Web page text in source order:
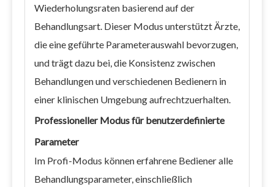
Wiederholungsraten basierend auf der
Behandlungsart. Dieser Modus unterstützt Ärzte,
die eine geführte Parameterauswahl bevorzugen,
und trägt dazu bei, die Konsistenz zwischen
Behandlungen und verschiedenen Bedienern in
einer klinischen Umgebung aufrechtzuerhalten.
Professioneller Modus für benutzerdefinierte
Parameter
Im Profi-Modus können erfahrene Bediener alle
Behandlungsparameter, einschließlich